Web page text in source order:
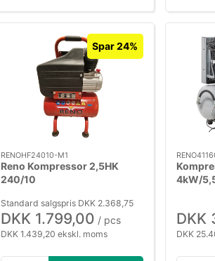
Spar 24%
RENOHF24010-M1
Reno Kompressor 2,5HK
240/10
Standard salgspris DKK 2.368,75
DKK 1.799,00 / pcs
DKK 1.439,20 ekskl. moms
4kW/
DKK
DKK